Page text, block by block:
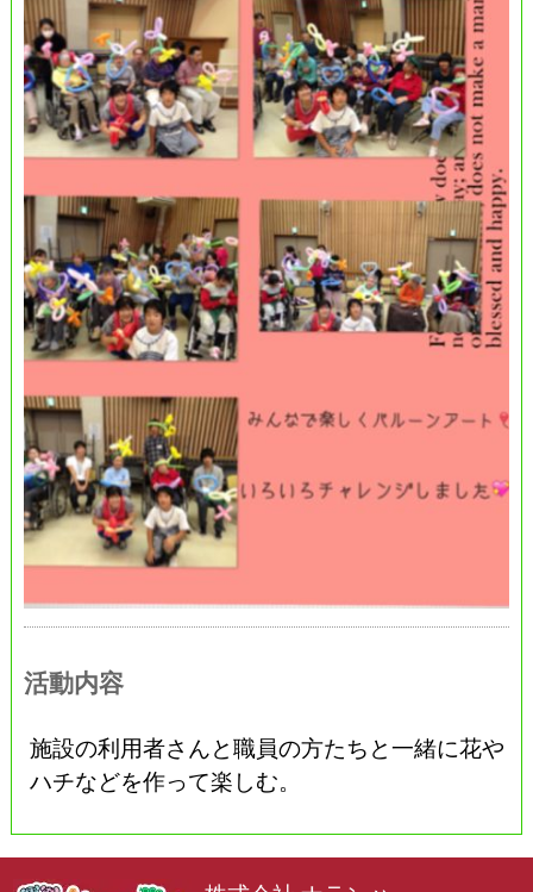
活動内容
施設の利用者さんと職員の方たちと一緒に花や
ハチなどを作って楽しむ。